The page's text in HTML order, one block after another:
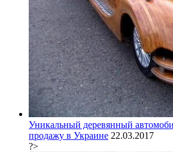
Уникальный деревянный
продажу в Украине 22.03.2017
?>